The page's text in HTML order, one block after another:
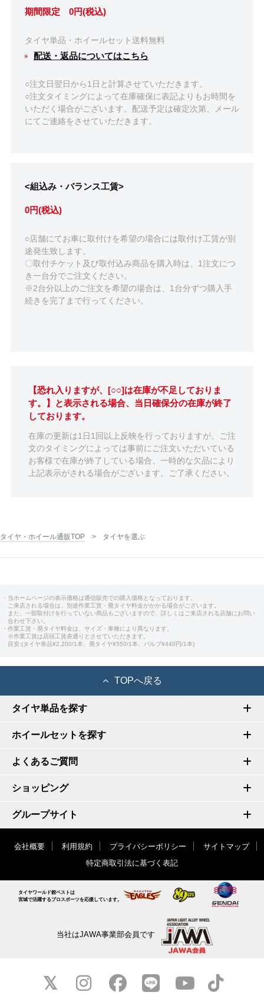
期間限定 0円(税込)
タイヤ単品・ホイールセット送料無料
配送・返品についてはこちら
○注文日翌日から1日と計算させていただきます。
○注文タイミングによって在庫確保に表記よりもお時間を
いただく場合がございます。配送予定は確定次第、メール
にてご連絡をさせていただきます。
<組込み・バランス工賃>
0円(税込)
○店舗にてお車に取付けを希望の場合には取付け工賃が別
途発生致します。
〇取付チケット及び取付込み商品を購入時は、1注文につ
き一台分でご注文ください。
※2台分以上のご注文を希望の場合は、1台分ずつ購入手
続きを完了まで行ってください。
【恐れ入りますが、[○○]は在庫が不足しておりま
す。】と表示される場合、当日確保分の在庫が終了
しております。
在庫の更新は1日1回以上反映を行っておりますが、ご注
文のタイミングによっては事前にご注文いただいている
お客様で在庫が終了している場合、一時的な欠品により
上記表示がされる場合がございます。ご了承ください。
タイヤ・ホイール通販TOP タイヤを選ぶ
・当ホームページの表示価格は通信販売での購入価格となっております。
ご来店される場合は、別途作業工賃・廃タイヤ料金がかかる場合がございます。
また、一部取付けを行っていない商品もございますので、詳しくはご来店される店舗にお問い
合わせ下さい。
・作業工賃・廃タイヤ料金は、サイズ・車種により異なります。
※作業工賃は店頭工賃表通りとさせていただきます。
目安:(タイヤ単品¥2,200/1本、廃タイヤ¥550/1本、バルブ¥440円/1本)
TOPへ戻る
タイヤ単品を探す
ホイールセットを探す
よくあるご質問
ショッピング
グループサイト
会社概要 利用規約 プライバシーポリシー
サイトマップ
特定商取引法に基づく表記
タイヤワールド館ベストは
宮城で活躍するプロスポーツを応援しています。
当社はJAWA事業部会員です